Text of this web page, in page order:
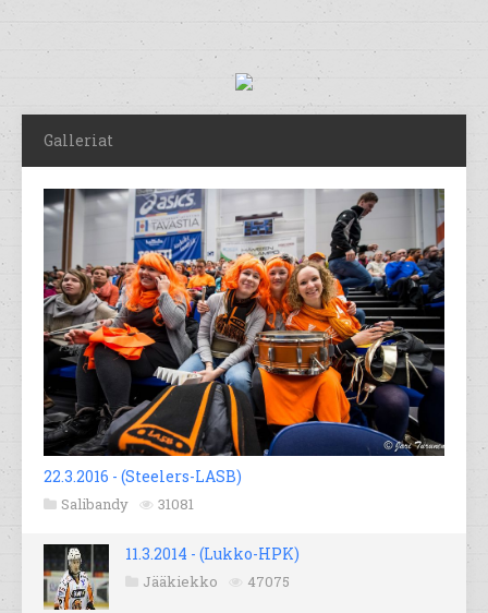
Galleriat
22.3.2016 - (Steelers-LASB)
Salibandy 31081
11.3.2014 - (Lukko-HPK)
Jääkiekko 47075